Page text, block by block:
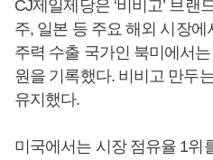
CJ제일제당은 ‘비비고’ 브랜
주, 일본 등 주요 해외 시장
주력 수출 국가인 북미에서
원을 기록했다. 비비고 만두
유지했다.
미국에서는 시장 점유율 1위